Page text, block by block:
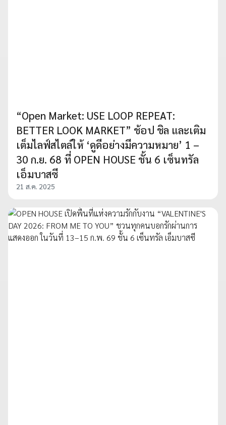
“Open Market: USE LOOP REPEAT:
BETTER LOOK MARKET” ช้อป ชิล และเติม
เต็มไลฟ์สไตล์ให้ ‘ดูดีอย่างมีความหมาย’ 1 –
30 ก.ย. 68 ที่ OPEN HOUSE ชั้น 6 เซ็นทรัล
เอ็มบาสซี
21 ส.ค. 2025